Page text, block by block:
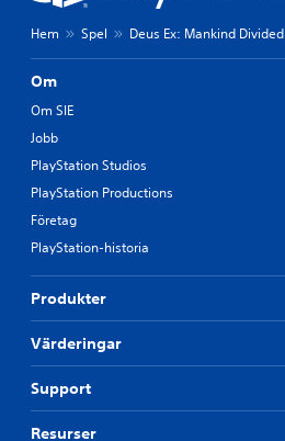
Hem Spel Deus Ex: Mankind Divided
Om
Om SIE
Jobb
PlayStation Studios
PlayStation Productions
Företag
PlayStation-historia
Produkter
Värderingar
Support
Resurser